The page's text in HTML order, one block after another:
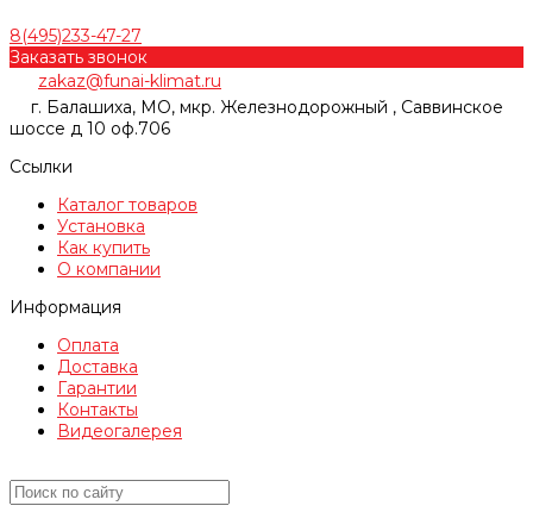
8(495)233-47-27
Заказать звонок
zakaz@funai-klimat.ru
г. Балашиха, МО, мкр. Железнодорожный , Саввинское
шоссе д 10 оф.706
Ссылки
Каталог товаров
Установка
Как купить
О компании
Информация
Оплата
Доставка
Гарантии
Контакты
Видеогалерея